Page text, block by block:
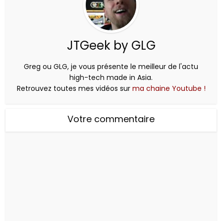
JTGeek by GLG
Greg ou GLG, je vous présente le meilleur de l'actu
high-tech made in Asia.
Retrouvez toutes mes vidéos sur ma chaine Youtube !
Votre commentaire